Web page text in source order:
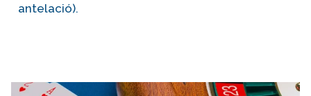
antelació).